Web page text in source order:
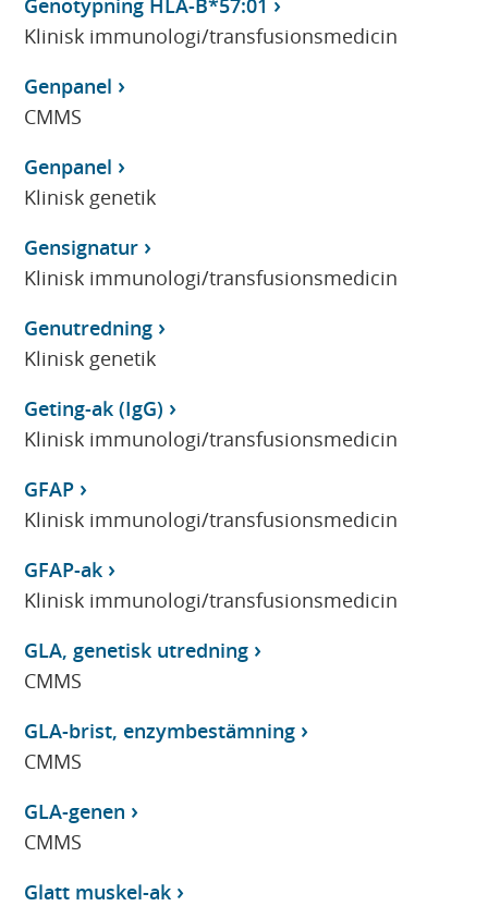
Genotypning HLA-B*57:01
Klinisk immunologi/transfusionsmedicin
Genpanel
CMMS
Genpanel
Klinisk genetik
Gensignatur
Klinisk immunologi/transfusionsmedicin
Genutredning
Klinisk genetik
Geting-ak (IgG)
Klinisk immunologi/transfusionsmedicin
GFAP
Klinisk immunologi/transfusionsmedicin
GFAP-ak
Klinisk immunologi/transfusionsmedicin
GLA, genetisk utredning
CMMS
GLA-brist, enzymbestämning
CMMS
GLA-genen
CMMS
Glatt muskel-ak